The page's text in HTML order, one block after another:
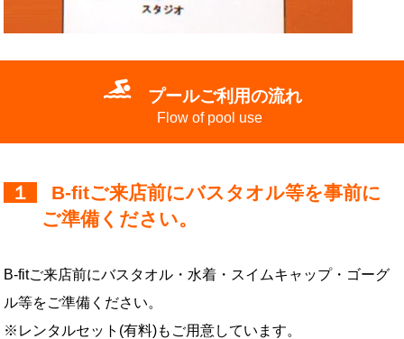
プールご利用の流れ
Flow of pool use
１
B-fitご来店前にバスタオル等を事前に
ご準備ください。
B-fitご来店前にバスタオル・水着・スイムキャップ・ゴーグ
ル等をご準備ください。
※レンタルセット(有料)もご用意しています。